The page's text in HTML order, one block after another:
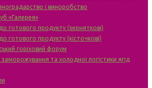
і виноробство
«Галерея»
готового продукту (зерняткові)
готового продукту (кісточкові)
горіховий форум
заморожування та холодної логістики ягід